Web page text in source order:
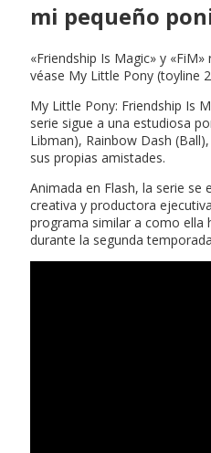
mi pequeño
«Friendship Is Magic» y
véase My Little Pony (toyline
My Little Pony: Friendship Is
serie sigue a una estudiosa
Libman), Rainbow Dash
sus propias amistades.
Animada en Flash, la serie
creativa y productora
programa similar a como ella
durante la segunda